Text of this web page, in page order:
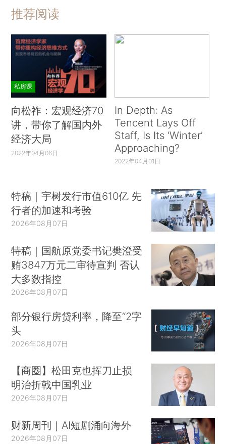
推荐阅读
私房课
向松祚：宏观经济70
讲，带你了解国内外
经济大局
2022年04月06日
In Depth: As
Tencent Lays Off
Staff, Is Its ‘Winter’
Approaching?
2022年04月01日
特稿｜宇树发行市值610亿 先
行者的加速和考验
2026年08月07日
特稿｜国航原党委书记樊澄受
贿3847万元二审待宣判 否认
大多数指控
2026年08月07日
部分银行房贷利率，降至“2字
头
2026年08月07日
【商圈】松田克也挥刀止损
明治折戟中国乳业
2026年08月07日
财新周刊｜AI短剧涌向海外
2026年08月07日